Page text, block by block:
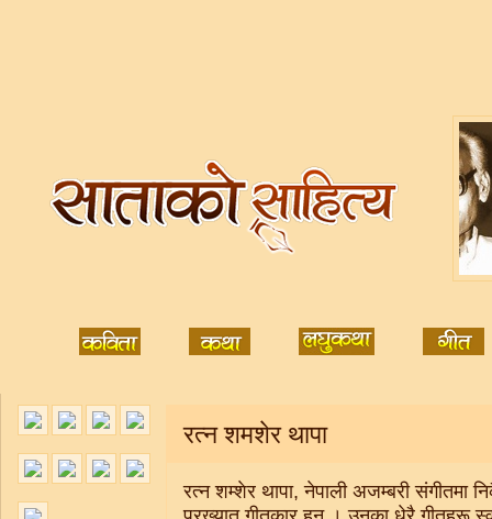
रत्न शमशेर थापा
रत्न शम्शेर थापा, नेपाली अजम्बरी संगीतमा